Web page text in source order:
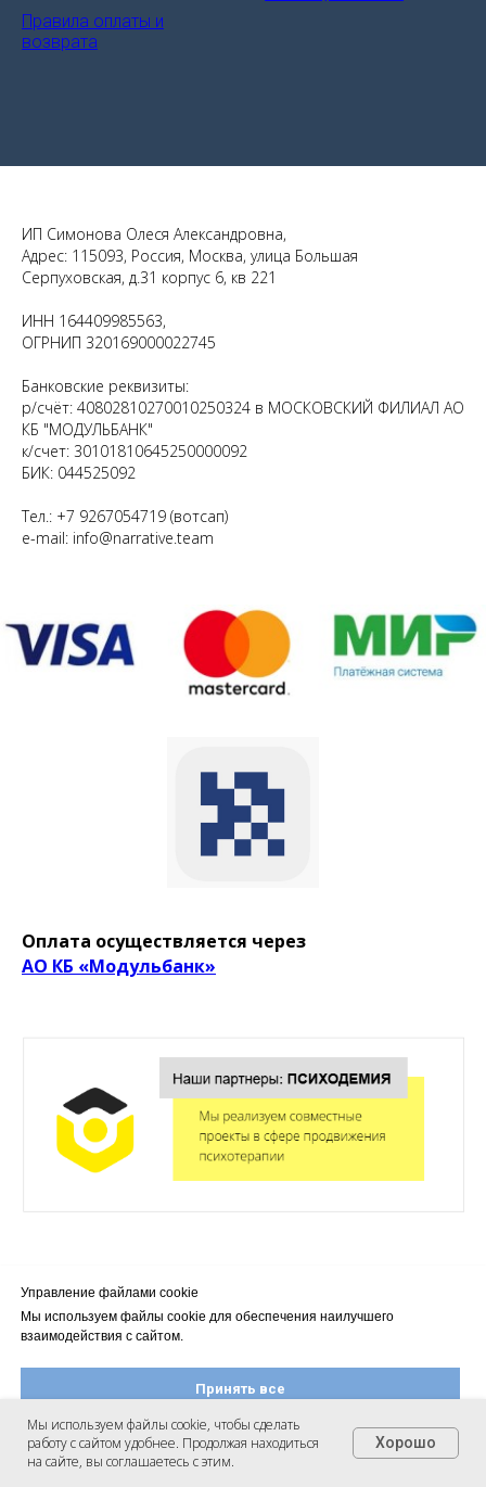
Управление файлами cookie
Мы используем файлы cookie для обеспечения наилучшего
взаимодействия с сайтом.
Принять все
Настроить файлы cookie
Правила оплаты и
возврата
ИП Симонова Олеся Александровна,
Адрес: 115093, Россия, Москва, улица Большая
Серпуховская, д.31 корпус 6, кв 221
ИНН 164409985563,
ОГРНИП 320169000022745
Банковские реквизиты:
р/счёт: 40802810270010250324 в МОСКОВСКИЙ ФИЛИАЛ АО
КБ "МОДУЛЬБАНК"
к/счет: 30101810645250000092
БИК: 044525092
Тел.: +7 9267054719 (вотсап)
e-mail: info@narrative.team
Оплата осуществляется через
АО КБ «Модульбанк»
Мы используем файлы cookie, чтобы сделать
работу с сайтом удобнее. Продолжая находиться
на сайте, вы соглашаетесь с этим.
Хорошо